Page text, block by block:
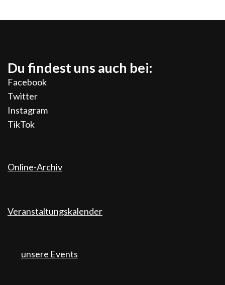
Du findest uns auch bei:
Facebook
Twitter
Instagram
TikTok
Online-Archiv
Veranstaltungskalender
unsere Events